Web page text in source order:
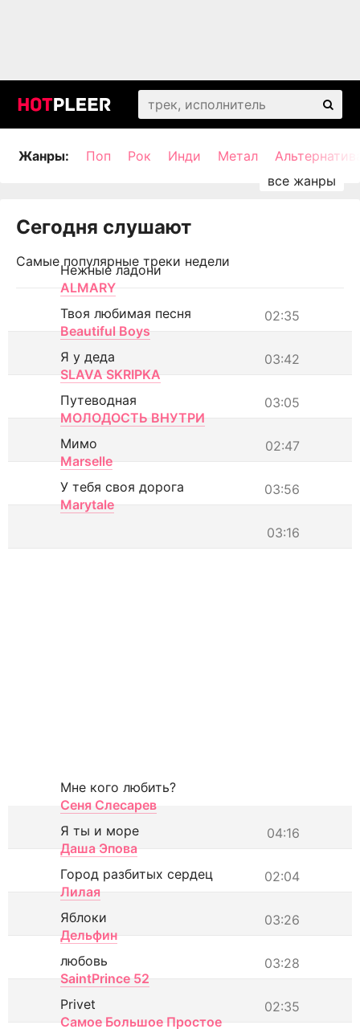
Жанры: Поп Рок Инди Метал
Сегодня слушают
Самые популярные треки недели
Нежные ладони
ALMARY
02:35
Твоя любимая песня
Beautiful Boys
03:42
Я у деда
SLAVA SKRIPKA
03:05
Путеводная
МОЛОДОСТЬ ВНУТРИ
02:47
Мимо
Marselle
03:56
У тебя своя дорога
Marytale
03:16
Мне кого любить?
Сеня Слесарев
04:16
Я ты и море
Даша Эпова
02:04
Город разбитых сердец
Лилая
03:26
Яблоки
Дельфин
03:28
любовь
SaintPrince 52
02:35
Privet
Самое Большое Простое